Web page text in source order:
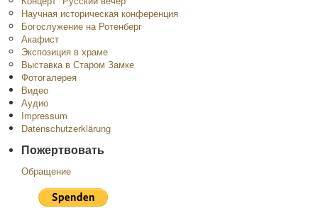
Научная историческая конференция
Богослужение на Ротенберг
Акафист
Экспозиция в храме
Выставка в Старом Замке
Фотогалерея
Видео
Аудио
Impressum
Datenschutzerklärung
Пожертвовать
Обращение